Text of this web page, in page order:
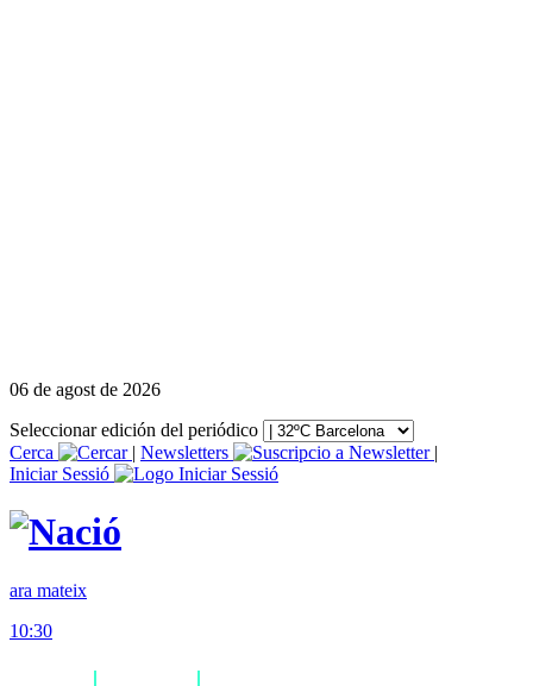
06 de agost de 2026
Seleccionar edición del periódico
Cerca
| Newsletters
|
Iniciar Sessió
ara mateix
10:30